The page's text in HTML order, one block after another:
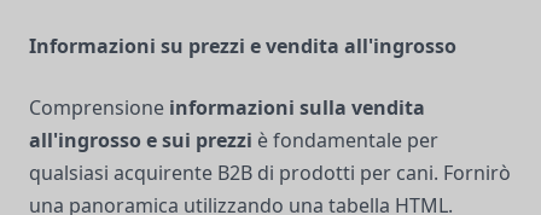
Informazioni su prezzi e vendita all'ingrosso
Comprensione informazioni sulla vendita
all'ingrosso e sui prezzi è fondamentale per
qualsiasi acquirente B2B di prodotti per cani. Fornirò
una panoramica utilizzando una tabella HTML.